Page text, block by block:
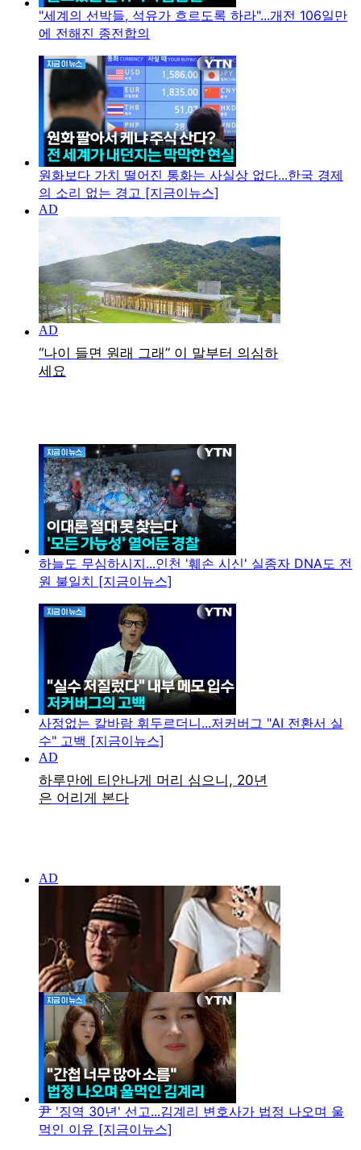
"세계의 선박들, 석유가 흐르도록 하라"...개전 106일만
에 전해진 종전합의
원화보다 가치 떨어진 통화는 사실상 없다...한국 경제
의 소리 없는 경고 [지금이뉴스]
하늘도 무심하시지...인천 '훼손 시신' 실종자 DNA도 전
원 불일치 [지금이뉴스]
사정없는 칼바람 휘두르더니...저커버그 "AI 전환서 실
수" 고백 [지금이뉴스]
尹 '징역 30년' 선고...김계리 변호사가 법정 나오며 울
먹인 이유 [지금이뉴스]